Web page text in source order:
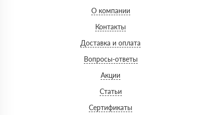
О компании
Контакты
Доставка и оплата
Вопросы-ответы
Акции
Статьи
Сертификаты